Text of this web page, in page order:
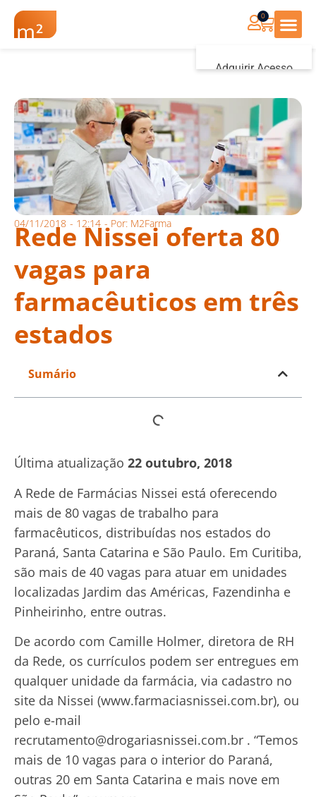
Adquirir Acesso
0
04/11/2018 - 12:14 - Por: M2Farma
Rede Nissei oferta 80
vagas para
farmacêuticos em três
estados
Sumário
Última atualização 22 outubro, 2018
A Rede de Farmácias Nissei está oferecendo
mais de 80 vagas de trabalho para
farmacêuticos, distribuídas nos estados do
Paraná, Santa Catarina e São Paulo. Em Curitiba,
são mais de 40 vagas para atuar em unidades
localizadas Jardim das Américas, Fazendinha e
Pinheirinho, entre outras.
De acordo com Camille Holmer, diretora de RH
da Rede, os currículos podem ser entregues em
qualquer unidade da farmácia, via cadastro no
site da Nissei (www.farmaciasnissei.com.br), ou
pelo e-mail
recrutamento@drogariasnissei.com.br . “Temos
mais de 10 vagas para o interior do Paraná,
outras 20 em Santa Catarina e mais nove em